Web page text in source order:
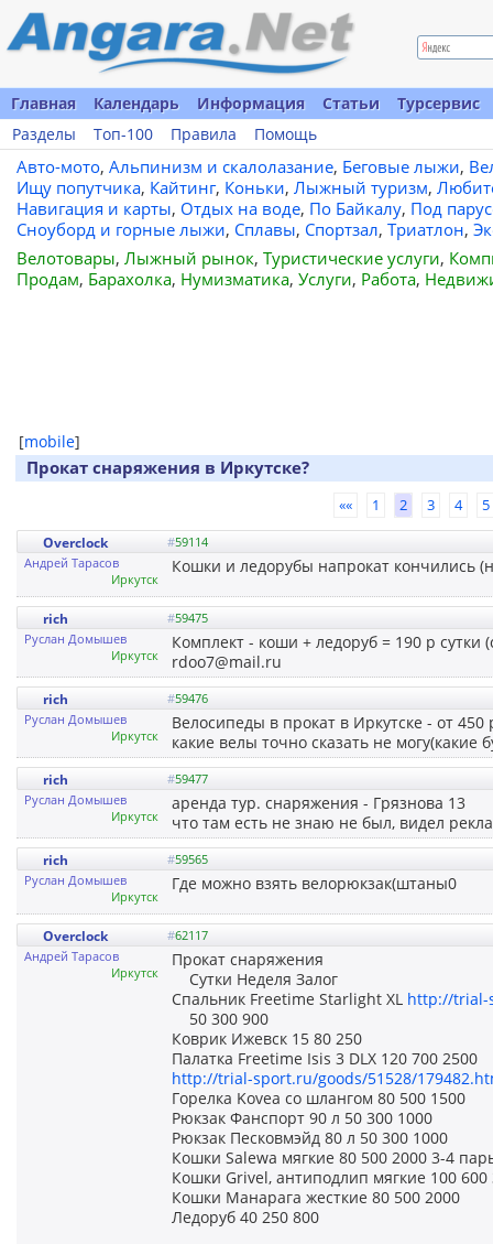
Главная Календарь Информация Статьи
Турсервис
Разделы
Топ-100 Правила Помощь
Авто-мото, Альпинизм и скалолазание, Беговые лыжи,
Ищу попутчика, Кайтинг, Коньки, Лыжный туризм,
Навигация и карты, Отдых на воде, По Байкалу, Под
Сноуборд и горные лыжи, Сплавы, Спортзал, Триатлон,
Велотовары, Лыжный рынок, Туристические услуги,
Продам, Барахолка, Нумизматика, Услуги, Работа,
[mobile]
Прокат снаряжения в Иркутске?
«« 1 2 3 4 5
Overclock #59114
Андрей Тарасов
Иркутск
Кошки и ледорубы напрокат кончились
rich #59475
Руслан Домышев
Иркутск
Комплект - коши + ледоруб = 190 р сутки
rdoo7@mail.ru
rich #59476
Руслан Домышев
Иркутск
Велосипеды в прокат в Иркутске - от 450
какие велы точно сказать не могу(какие
rich #59477
Руслан Домышев
Иркутск
аренда тур. снаряжения - Грязнова 13
что там есть не знаю не был, видел
rich #59565
Руслан Домышев
Иркутск
Где можно взять велорюкзак(штаны0
Overclock #62117
Андрей Тарасов
Иркутск
Прокат снаряжения
Сутки Неделя Залог
Спальник Freetime Starlight XL http://trial-
50 300 900
Коврик Ижевск 15 80 250
Палатка Freetime Isis 3 DLX 120 700 2500
http://trial-sport.ru/goods/51528/
Горелка Kovea со шлангом 80 500 1500
Рюкзак Фанспорт 90 л 50 300 1000
Рюкзак Песковмэйд 80 л 50 300 1000
Кошки Salewa мягкие 80 500 2000 3-4
Кошки Grivel, антиподлип мягкие 100 600
Кошки Манарага жесткие 80 500 2000
Ледоруб 40 250 800